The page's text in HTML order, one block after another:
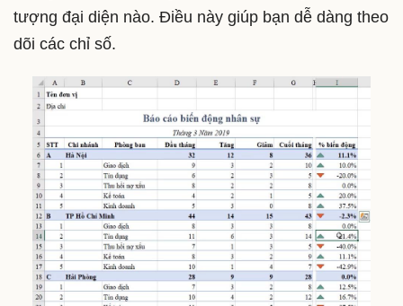
tượng đại diện nào. Điều này giúp bạn dễ dàng theo
dõi các chỉ số.